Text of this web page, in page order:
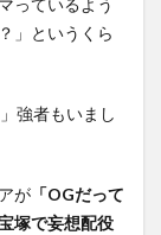
っているよう
」というくら
強者もいまし
が 「OGだって
塚で妄想配役